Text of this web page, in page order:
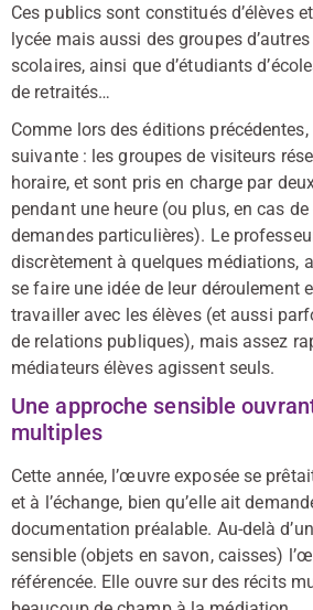
Ces publics sont constitués d’élèves
lycée mais aussi des groupes
scolaires, ainsi que d’étudiants
de retraités…
Comme lors des éditions
suivante : les groupes de visiteurs
horaire, et sont pris en charge par
pendant une heure (ou plus, en cas
demandes particulières). Le
discrètement à quelques médiations,
se faire une idée de leur déroulement
travailler avec les élèves (et aussi
de relations publiques), mais assez
médiateurs élèves agissent seuls.
Une approche sensible
multiples
Cette année, l’œuvre exposée se
et à l’échange, bien qu’elle ait
documentation préalable. Au-delà
sensible (objets en savon, caisses)
référencée. Elle ouvre sur des récits